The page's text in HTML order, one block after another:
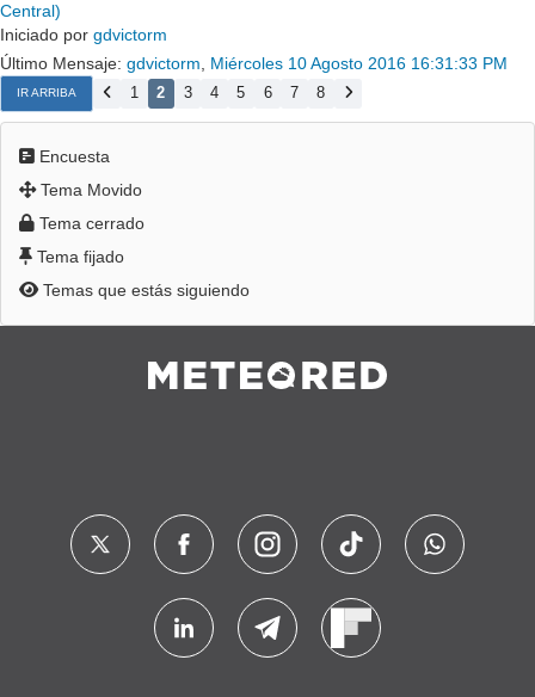
Central)
Iniciado por gdvictorm
Último Mensaje: gdvictorm Miércoles 10 Agosto 2016 16:31:33 PM
IR ARRIBA 1 2 3 4 5 6 7 8
Encuesta
Tema Movido
Tema cerrado
Tema fijado
Temas que estás siguiendo